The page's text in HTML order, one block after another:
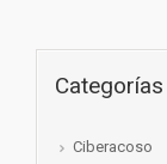
Categorías
Ciberacoso